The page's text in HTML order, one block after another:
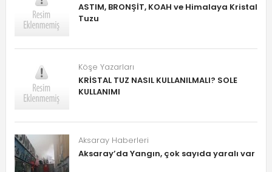
ASTIM, BRONŞİT, KOAH ve Himalaya Kristal
Tuzu
Köşe Yazarları
KRİSTAL TUZ NASIL KULLANILMALI? SOLE
KULLANIMI
Aksaray Haberleri
Aksaray’da Yangın, çok sayıda yaralı var